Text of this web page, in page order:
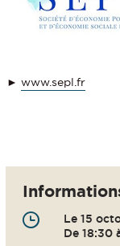
►www.sepl.fr
Le 15
De 18:30